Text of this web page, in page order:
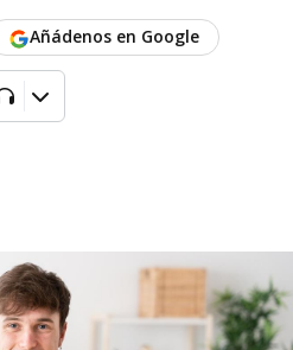
Añádenos en Google